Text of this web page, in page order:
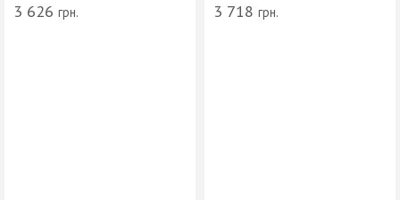
3 626 грн. 3 718 грн.